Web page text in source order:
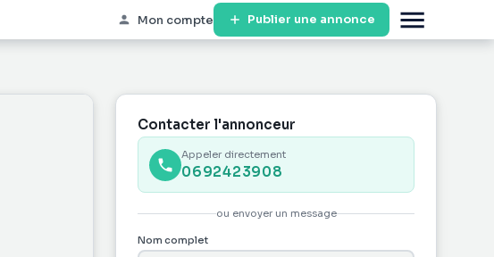
Mon compte Publier une annonce
Contacter l'annonceur
Appeler directement
0692423908
ou envoyer un message
Nom complet